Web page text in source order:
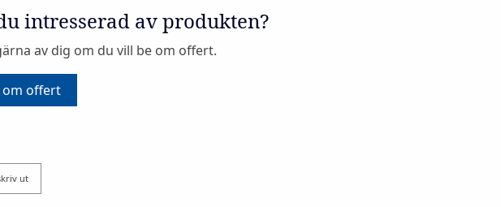
intresserad av produkten?
av dig om du vill be om offert.
om offert
ut